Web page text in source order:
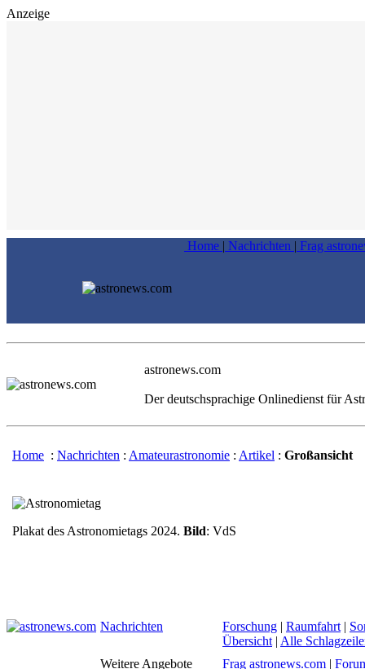
Anzeige
Home | Nachrichten | Frag
astronews.com
Der deutschsprachige Onlinedienst für
Home : Nachrichten : Amateurastronomie : Artikel : Großansicht
Plakat des Astronomietags 2024. Bild: VdS
Nachrichten Forschung | Raumfahrt |
Übersicht | Alle
Weitere Angebote
Frag astronews.com |